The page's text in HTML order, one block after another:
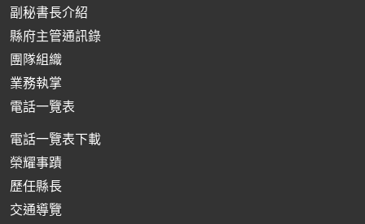
副秘書長介紹
縣府主管通訊錄
團隊組織
業務執掌
電話一覽表
電話一覽表下載
榮耀事蹟
歷任縣長
交通導覽